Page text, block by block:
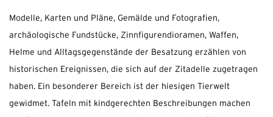
Modelle, Karten und Pläne, Gemälde und Fotografien,
archäologische Fundstücke, Zinnfigurendioramen, Waffen,
Helme und Alltagsgegenstände der Besatzung erzählen von
historischen Ereignissen, die sich auf der Zitadelle zugetragen
haben. Ein besonderer Bereich ist der hiesigen Tierwelt
gewidmet. Tafeln mit kindgerechten Beschreibungen machen